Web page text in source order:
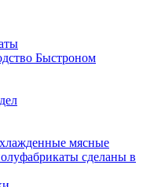
Быстроном
мясные
сделаны в